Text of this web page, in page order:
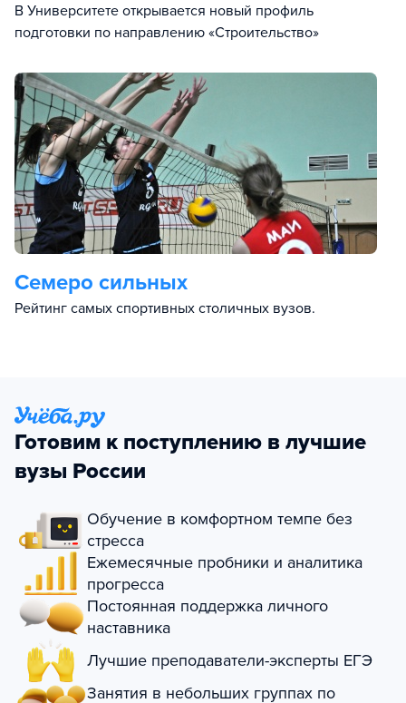
В Университете открывается новый профиль
подготовки по направлению «Строительство»
Семеро сильных
Рейтинг самых спортивных столичных вузов.
Готовим к поступлению в лучшие
вузы России
Обучение в комфортном темпе без
стресса
Ежемесячные пробники и аналитика
прогресса
Постоянная поддержка личного
наставника
Лучшие преподаватели-эксперты ЕГЭ
Занятия в небольших группах по